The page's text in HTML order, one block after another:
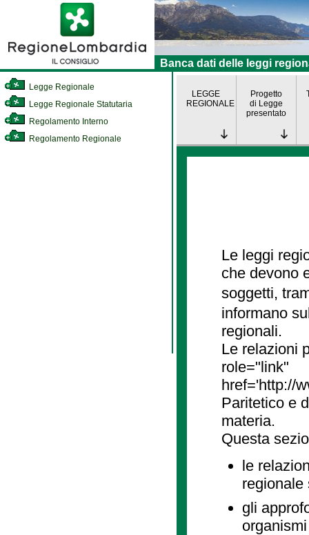
Banca dati delle leggi
Legge Regionale
Legge Regionale Statutaria
Regolamento Interno
Regolamento Regionale
LEGGE
REGIONALE
Progetto
di Legge
presentato
Le leggi
che devono
soggetti,
informano
regionali.
Le relazioni
role="link"
href='http://
Paritetico e
materia.
Questa
le
regionale
gli